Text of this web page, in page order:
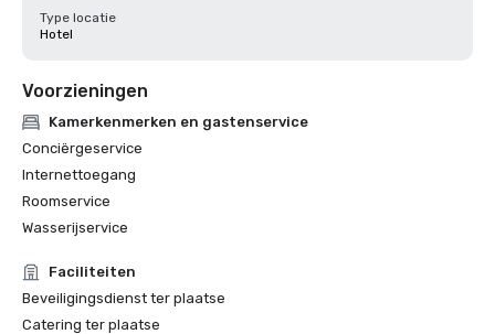
Type locatie
Hotel
Voorzieningen
Kamerkenmerken en gastenservice
Conciërgeservice
Internettoegang
Roomservice
Wasserijservice
Faciliteiten
Beveiligingsdienst ter plaatse
Catering ter plaatse